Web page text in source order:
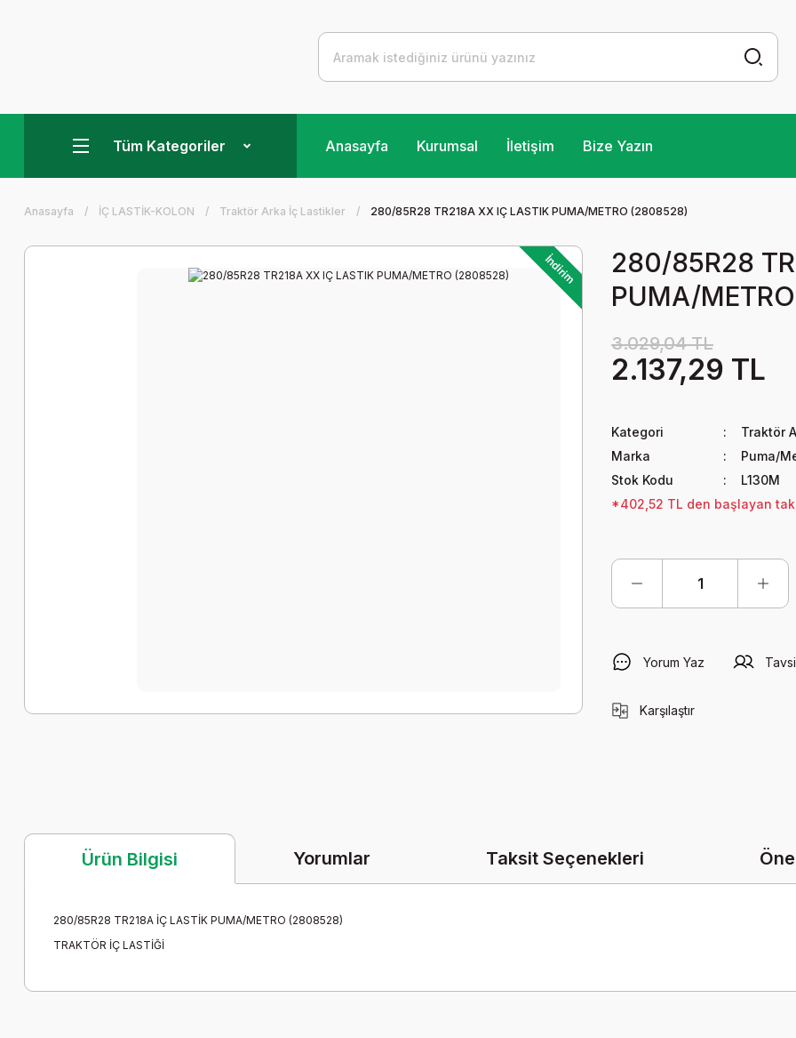
Tüm Kategoriler Anasayfa Kurumsal İletişim Bize Yazın
Anasayfa İÇ LASTİK-KOLON Traktör Arka İç Lastikler 280/85R28 TR218A XX IÇ LASTIK PUMA/METRO (2808528)
İndirim
280/85R28
PUMA/
3.029,04 TL
2.137,29 TL
Kategori
Traktör
Marka
Puma/
Stok Kodu
L130M
*402,52 TL den başlayan
Yorum Yaz
Karşılaştır
Ürün Bilgisi Yorumlar Taksit Seçenekleri
280/85R28 TR218A İÇ LASTİK PUMA/METRO (2808528)
TRAKTÖR İÇ LASTİĞİ